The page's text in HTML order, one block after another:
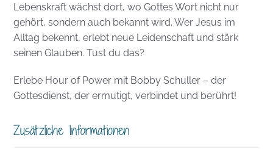
Lebenskraft wächst dort, wo Gottes Wort nicht nur
gehört, sondern auch bekannt wird. Wer Jesus im
Alltag bekennt, erlebt neue Leidenschaft und stärk
seinen Glauben. Tust du das?
Erlebe Hour of Power mit Bobby Schuller – der
Gottesdienst, der ermutigt, verbindet und berührt!
Zusätzliche Informationen